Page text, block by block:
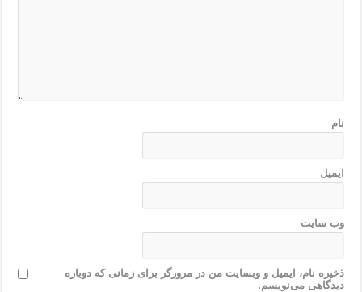
نام
ایمیل
وب‌ سایت
ذخیره نام، ایمیل و وبسایت من در مرورگر برای زمانی که دوباره
دیدگاهی می‌نویسم.